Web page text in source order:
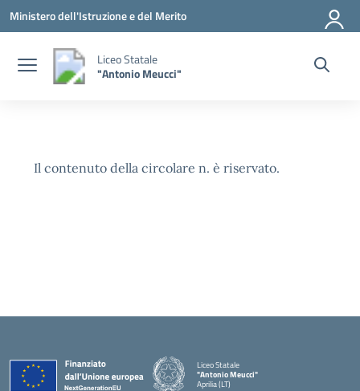
Vai ai contenuti
Vai al menu di navigazione
Vai al footer
Ministero dell'Istruzione e del Merito
Liceo Statale
"Antonio Meucci"
Il contenuto della circolare n. è riservato.
Liceo Statale
"Antonio Meucci"
Aprilia (LT)